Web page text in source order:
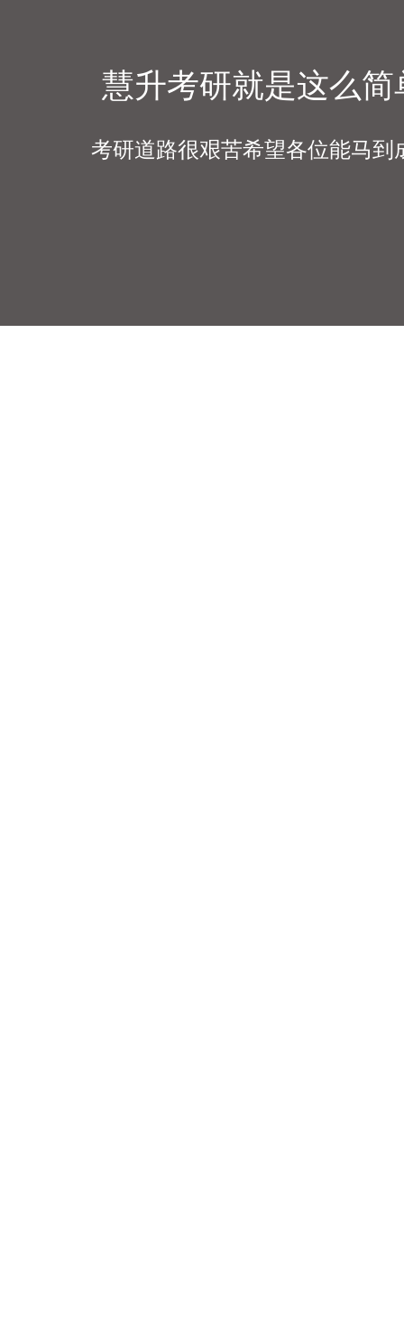
慧升考研就是这么简
考研道路很艰苦希望各位能马到